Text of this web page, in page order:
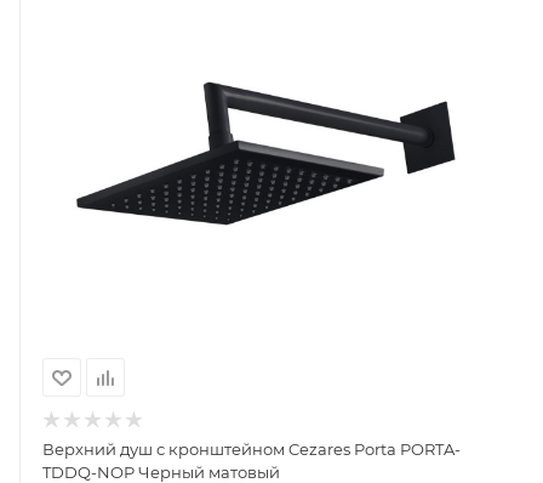
Верхний душ с кронштейном Cezares Porta PORTA-
TDDQ-NOP Черный матовый